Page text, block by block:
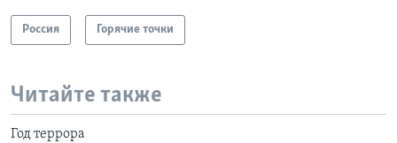
Россия Горячие точки
Читайте также
Год террора